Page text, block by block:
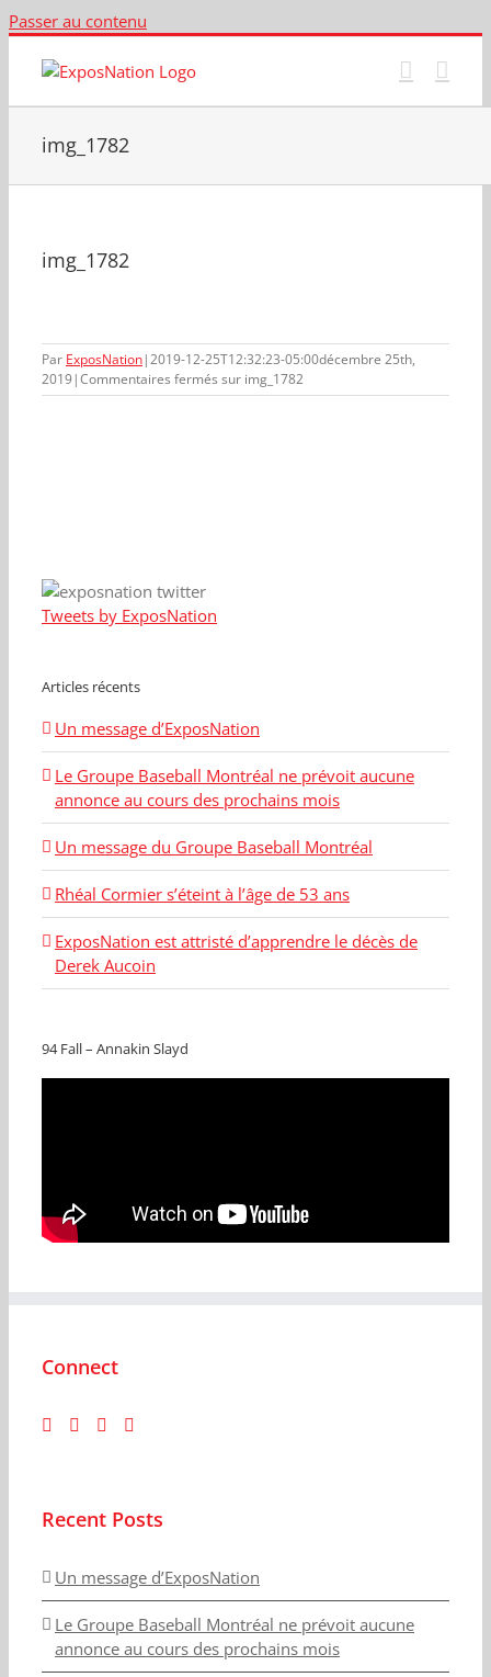
Passer au contenu
img_1782
img_1782
Par ExposNation|2019-12-25T12:32:23-05:00décembre 25th,
2019|Commentaires fermés sur img_1782
Tweets by ExposNation
Articles récents
Un message d’ExposNation
Le Groupe Baseball Montréal ne prévoit aucune
annonce au cours des prochains mois
Un message du Groupe Baseball Montréal
Rhéal Cormier s’éteint à l’âge de 53 ans
ExposNation est attristé d’apprendre le décès de
Derek Aucoin
94 Fall – Annakin Slayd
Connect
Recent Posts
Un message d’ExposNation
Le Groupe Baseball Montréal ne prévoit aucune
annonce au cours des prochains mois